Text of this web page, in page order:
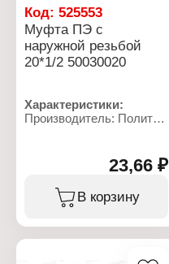
Код: 525553
Муфта ПЭ с
наружной резьбой
20*1/2 50030020
Характеристики:
Производитель: Политек
Тип товара: Муфта
Вид: переходная
Диаметр присоединения:
Максимальная
температура: 40 С
Номинальное давление:
23,66 ₽
В корзину